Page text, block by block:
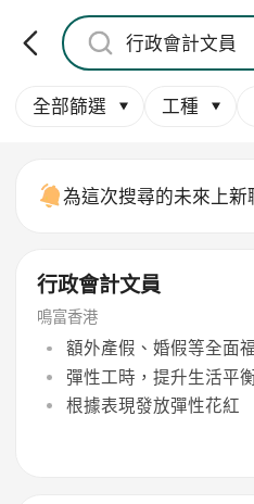
全部篩選 工種
為這次搜尋的未來上新
行政會計文員
鳴富香港
額外產假、婚假等全面
彈性工時，提升生活平
根據表現發放彈性花紅